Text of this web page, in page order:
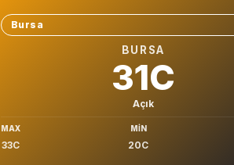
Sehir sec
BURSA
31C
Açık
MAX
33C
MIN
20C